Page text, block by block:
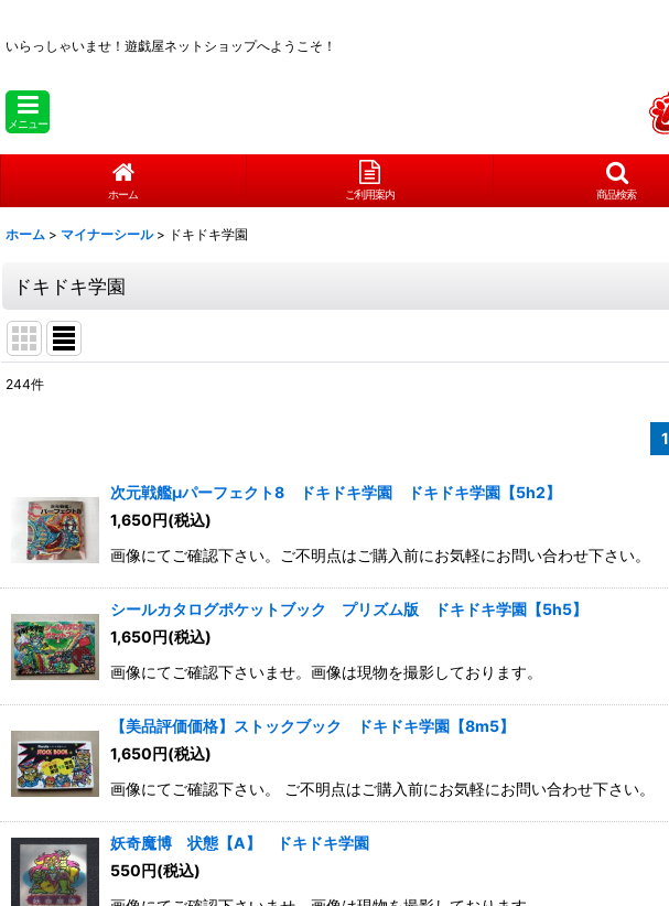
いらっしゃいませ！ 遊戯屋ネットショップへようこそ！
メニュー
ホーム ご利用案内 商品検索
ホーム > マイナーシール > ドキドキ学園
ドキドキ学園
並び順:
244件
1
次元戦艦μパーフェクト8 ドキドキ学園 ドキドキ学園【5h2】
1,650円(税込)
画像にてご確認下さい。ご不明点はご購入前にお気軽にお問い合わせ下さい。
シールカタログポケットブック プリズム版 ドキドキ学園【5h5】
1,650円(税込)
画像にてご確認下さいませ。画像は現物を撮影しております。
【美品評価価格】ストックブック ドキドキ学園【8m5】
1,650円(税込)
画像にてご確認下さい。 ご不明点はご購入前にお気軽にお問い合わせ下さい。
妖奇魔博 状態【A】 ドキドキ学園
550円(税込)